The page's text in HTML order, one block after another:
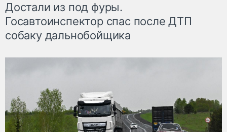
Достали из под фуры.
Госавтоинспектор спас после ДТП
собаку дальнобойщика